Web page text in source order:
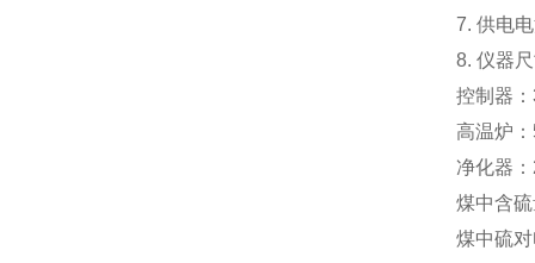
7. 供电
8. 仪器
控制器
高温炉
净化器
煤中含
煤中硫